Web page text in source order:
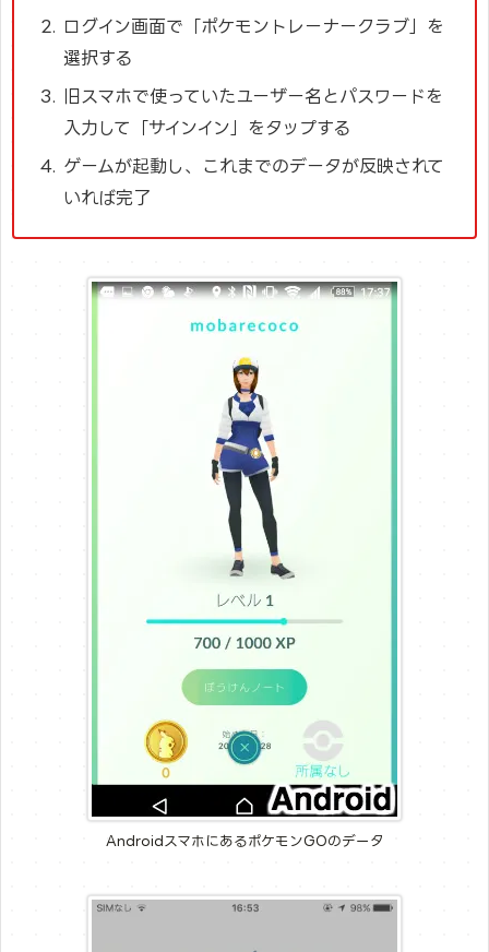
ログイン画面で「ポケモントレーナークラブ」を
選択する
旧スマホで使っていたユーザー名とパスワードを
入力して「サインイン」をタップする
ゲームが起動し、これまでのデータが反映されて
いれば完了
AndroidスマホにあるポケモンGOのデータ